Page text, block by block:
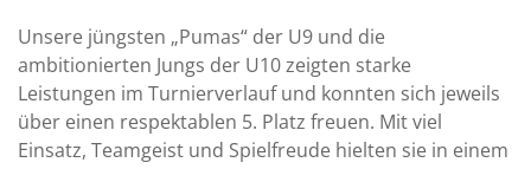
Unsere jüngsten „Pumas“ der U9 und die
ambitionierten Jungs der U10 zeigten starke
Leistungen im Turnierverlauf und konnten sich jeweils
über einen respektablen 5. Platz freuen. Mit viel
Einsatz, Teamgeist und Spielfreude hielten sie in einem